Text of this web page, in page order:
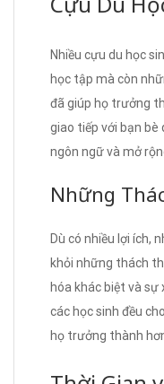
Nhiều cựu du học
học tập mà còn
đã giúp họ trưởng
giao tiếp với bạn bè
ngôn ngữ và mở
Những
Dù có nhiều lợi ích,
khỏi những thách
hóa khác biệt và sự
các học sinh đều
họ trưởng thành